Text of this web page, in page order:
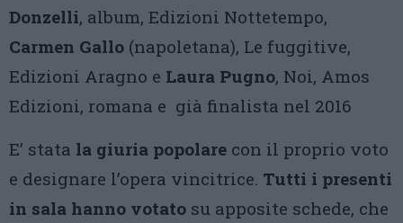
Donzelli, album, Edizioni Nottetempo,
Carmen Gallo (napoletana), Le fuggitive,
Edizioni Aragno e Laura Pugno, Noi, Amos
Edizioni, romana e già finalista nel 2016
E’ stata la giuria popolare con il proprio voto
e designare l’opera vincitrice. Tutti i presenti
in sala hanno votato su apposite schede, che